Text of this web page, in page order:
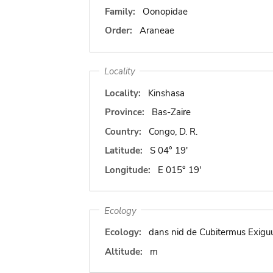
Family:
Oonopidae
Order:
Araneae
Locality
Locality:
Kinshasa
Province:
Bas-Zaire
Country:
Congo, D. R.
Latitude:
S 04° 19'
Longitude:
E 015° 19'
Ecology
Ecology:
dans nid de Cubitermus
Altitude:
m